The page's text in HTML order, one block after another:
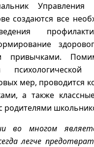
Управления
создаются все
мер, проводится
а также
родителями
во многом
легче